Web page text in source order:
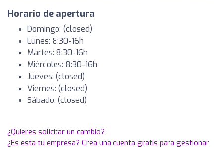
Horario de apertura
Domingo: (closed)
Lunes: 8:30-16h
Martes: 8:30-16h
Miércoles: 8:30-16h
Jueves: (closed)
Viernes: (closed)
Sábado: (closed)
¿Quieres solicitar un cambio?
¿Es esta tu empresa? Crea una cuenta gratis para gestionar